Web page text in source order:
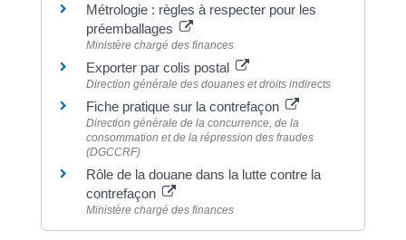
Métrologie : règles à respecter pour les
préemballages
Ministère chargé des finances
Exporter par colis postal
Direction générale des douanes et droits indirects
Fiche pratique sur la contrefaçon
Direction générale de la concurrence, de la
consommation et de la répression des fraudes
(DGCCRF)
Rôle de la douane dans la lutte contre la
contrefaçon
Ministère chargé des finances